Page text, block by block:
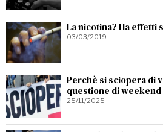
La nicotina? Ha effetti
03/03/2019
Perchè si sciopera di
questione di
25/11/2025